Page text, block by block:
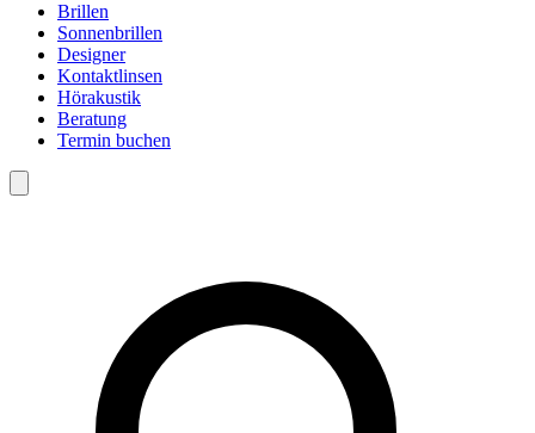
Brillen
Sonnenbrillen
Designer
Kontaktlinsen
Hörakustik
Beratung
Termin buchen